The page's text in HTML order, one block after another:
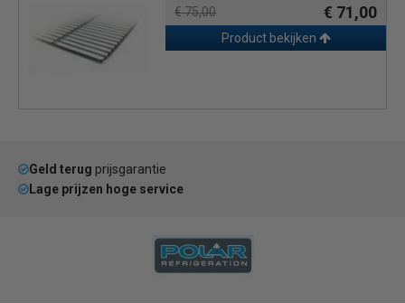
€ 75,00 € 71,00
Product bekijken
Geld terug prijsgarantie
Lage prijzen hoge service